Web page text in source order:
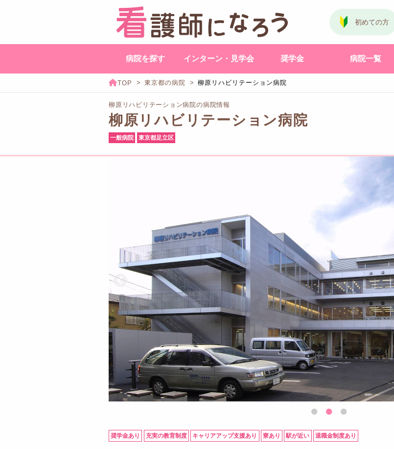
病院を探す インターン・見学会 奨学金 病院一覧
東京都の病院 柳原リハビリテーション病院
柳原リハビリテーション病院の病院情報
柳原リハビリテーション病院
一般病院 東京都足立区
奨学金あり 充実の教育制度 キャリアアップ支援あり 寮あり 駅が近い 退職金制度あり